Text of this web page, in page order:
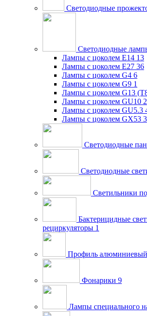
Светодиодные
Светодиодные
Лампы с цоколем E14 13
Лампы с цоколем E27 36
Лампы с цоколем G4 6
Лампы с цоколем G9 1
Лампы с цоколем G13
Лампы с цоколем GU10 2
Лампы с цоколем GU5.3
Лампы с цоколем GX53 3
Светодиодные
Светодиодные
Светильники
Бактерицидные
рециркуляторы 1
Профиль алюминиевый
Фонарики 9
Лампы специального